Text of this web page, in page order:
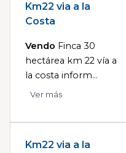
Km22 via a la
Costa
Vendo Finca 30
hectárea km 22 vía a
la costa inform...
Ver más
Km22 via a la